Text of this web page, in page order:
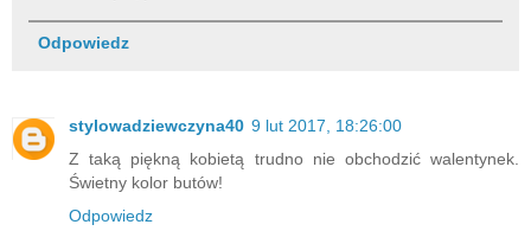
Odpowiedz
stylowadziewczyna40 9 lut 2017, 18:26:00
Z taką piękną kobietą trudno nie obchodzić walentynek.
Świetny kolor butów!
Odpowiedz